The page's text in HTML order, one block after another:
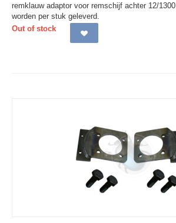
remklauw adaptor voor remschijf achter 12/1300
worden per stuk geleverd.
Out of stock